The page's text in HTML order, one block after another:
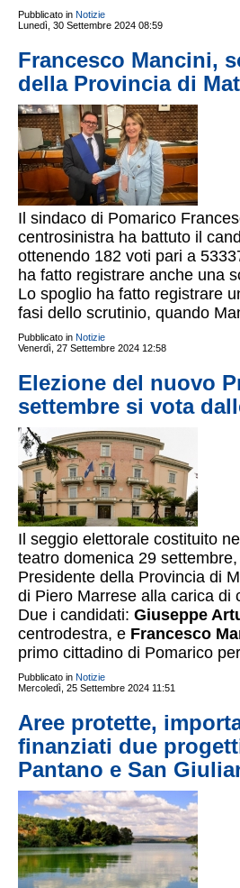
Pubblicato in Notizie
Lunedì, 30 Settembre 2024 08:59
Francesco Mancini,
della Provincia di
Il sindaco di Pomarico
centrosinistra ha battuto il
ottenendo 182 voti pari a
ha fatto registrare anche una
Lo spoglio ha fatto registrare
fasi dello scrutinio, quando
Pubblicato in Notizie
Venerdì, 27 Settembre 2024 12:58
Elezione del nuovo
settembre si vota
Il seggio elettorale costituito
teatro domenica 29
Presidente della Provincia di
di Piero Marrese alla carica di
Due i candidati: Giuseppe
centrodestra, e Francesco
primo cittadino di Pomarico
Pubblicato in Notizie
Mercoledì, 25 Settembre 2024 11:51
Aree protette,
finanziati due
Pantano e San